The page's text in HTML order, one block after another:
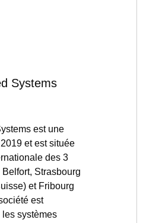
Systems
est une
et est située
des 3
Strasbourg
et Fribourg
est
systèmes